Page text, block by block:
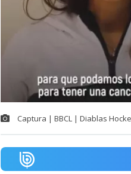
Captura | BBCL | Diablas